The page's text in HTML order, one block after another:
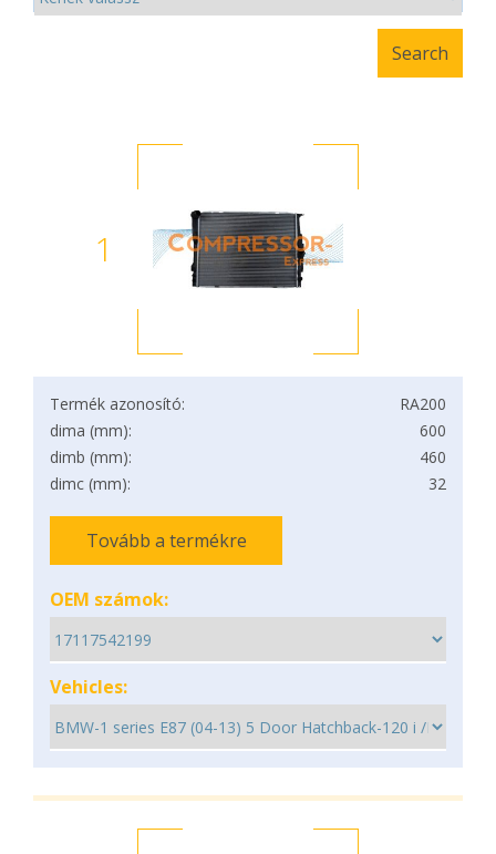
1
Termék azonosító:
RA200
dima (mm):
600
dimb (mm):
460
dimc (mm):
32
Tovább a termékre
OEM számok:
Vehicles: